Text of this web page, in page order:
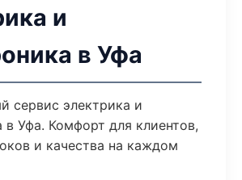
и
в Уфа
сервис электрика и
в Уфа. Комфорт для клиентов,
и качества на каждом